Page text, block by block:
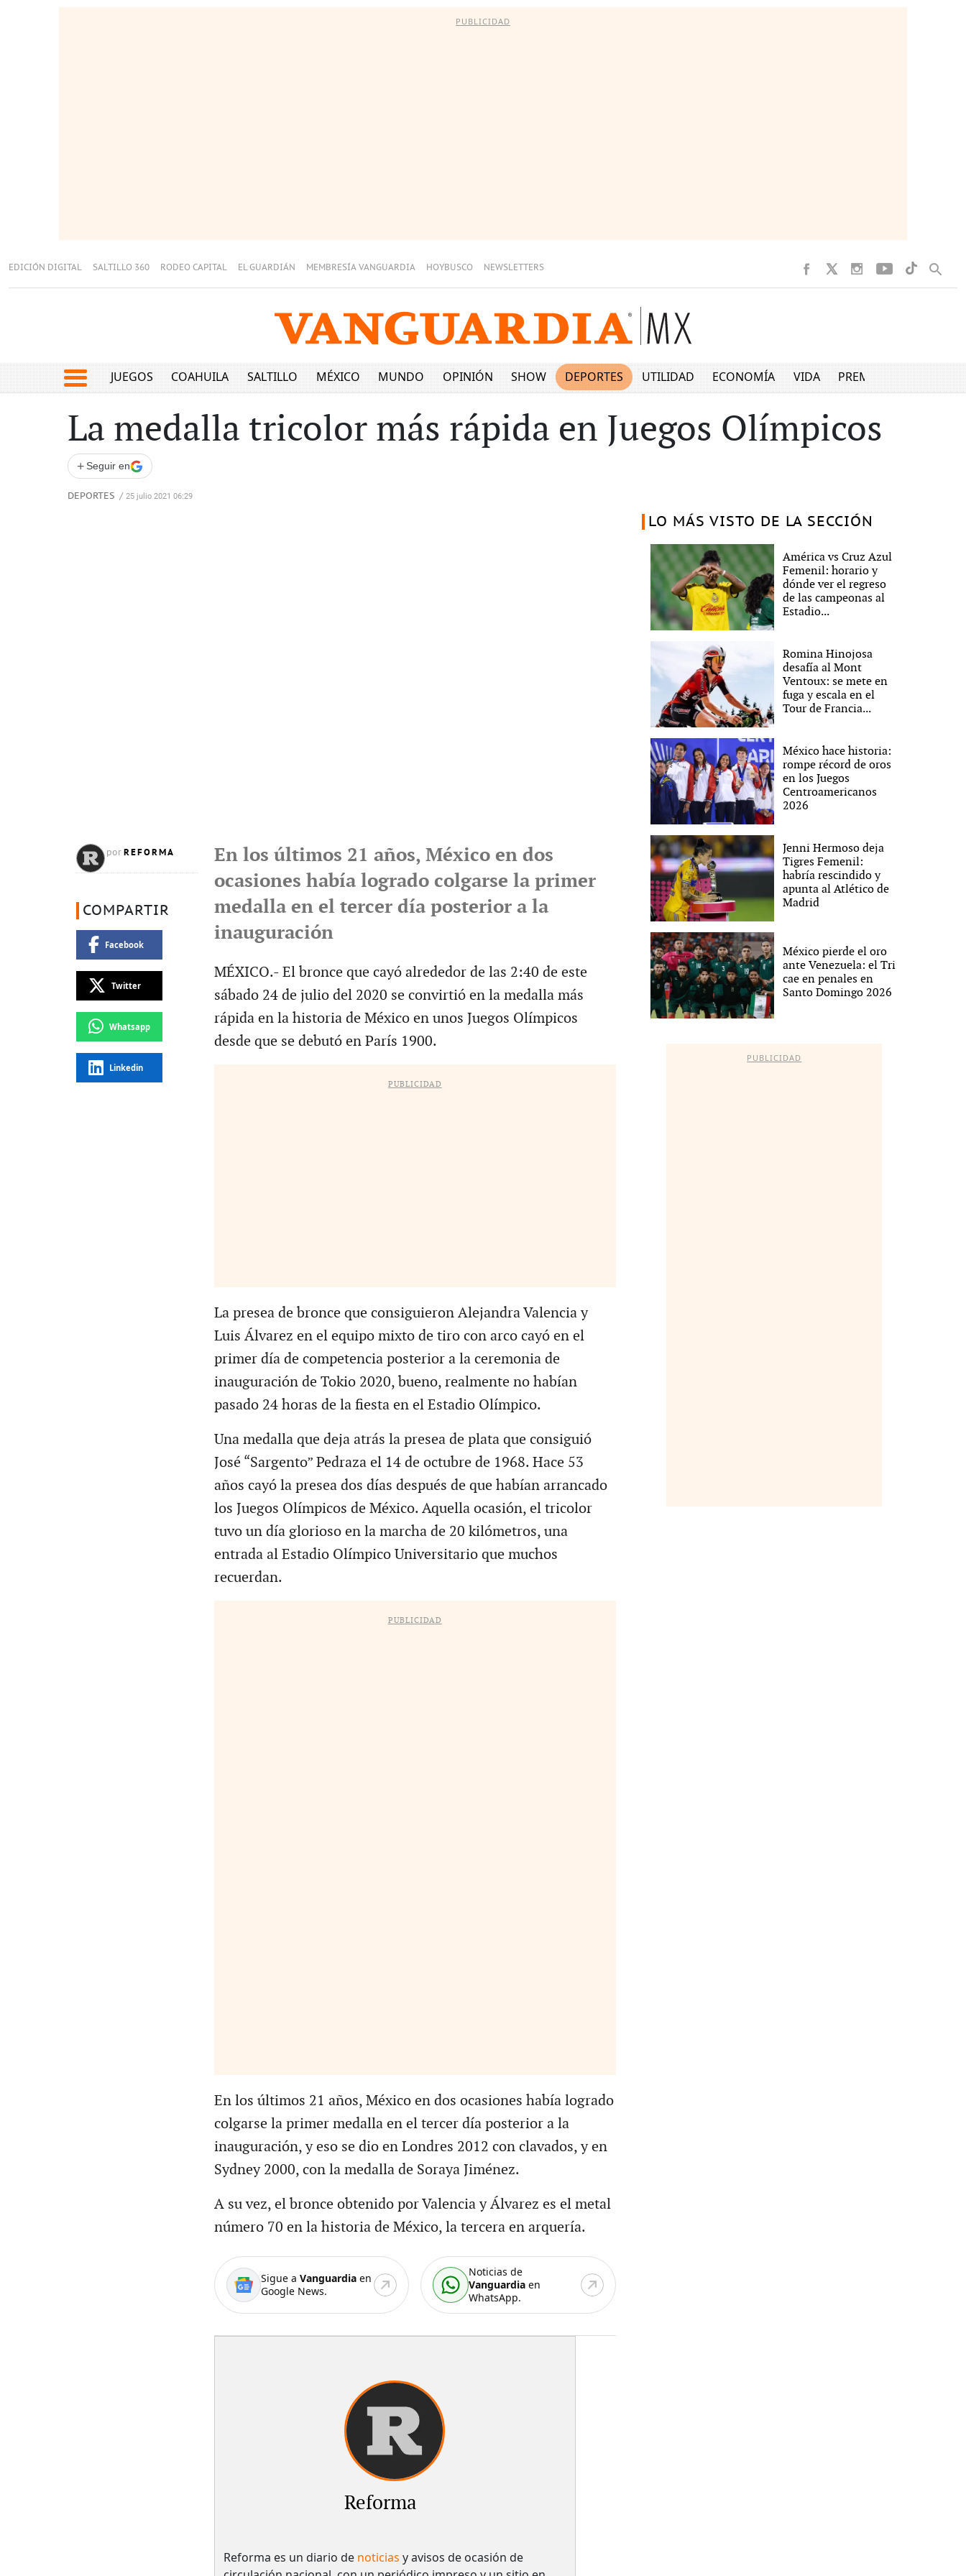
PUBLICIDAD
EDICIÓN DIGITAL SALTILLO 360 RODEO CAPITAL EL GUARDIÁN MEMBRESÍA VANGUARDIA HOYBUSCO NEWSLETTERS
JUEGOS COAHUILA SALTILLO MÉXICO MUNDO OPINIÓN SHOW DEPORTES UTILIDAD ECONOMÍA VIDA PREMIUM
La medalla tricolor más rápida en Juegos Olímpicos
+ Seguir en
DEPORTES / 25 julio 2021 06:29
por REFORMA
COMPARTIR
Facebook
Twitter
Whatsapp
Linkedin
En los últimos 21 años, México en dos
ocasiones había logrado colgarse la primer
medalla en el tercer día posterior a la
inauguración
MÉXICO.- El bronce que cayó alrededor de las 2:40 de este
sábado 24 de julio del 2020 se convirtió en la medalla más
rápida en la historia de México en unos Juegos Olímpicos
desde que se debutó en París 1900.
PUBLICIDAD
La presea de bronce que consiguieron Alejandra Valencia y
Luis Álvarez en el equipo mixto de tiro con arco cayó en el
primer día de competencia posterior a la ceremonia de
inauguración de Tokio 2020, bueno, realmente no habían
pasado 24 horas de la fiesta en el Estadio Olímpico.
Una medalla que deja atrás la presea de plata que consiguió
José “Sargento” Pedraza el 14 de octubre de 1968. Hace 53
años cayó la presea dos días después de que habían arrancado
los Juegos Olímpicos de México. Aquella ocasión, el tricolor
tuvo un día glorioso en la marcha de 20 kilómetros, una
entrada al Estadio Olímpico Universitario que muchos
recuerdan.
PUBLICIDAD
En los últimos 21 años, México en dos ocasiones había logrado
colgarse la primer medalla en el tercer día posterior a la
inauguración, y eso se dio en Londres 2012 con clavados, y en
Sydney 2000, con la medalla de Soraya Jiménez.
A su vez, el bronce obtenido por Valencia y Álvarez es el metal
número 70 en la historia de México, la tercera en arquería.
Sigue a Vanguardiaen
Google News.
Noticias de
Vanguardia en
WhatsApp.
Reforma
Reforma es un diario de noticias y avisos de ocasión de
LO MÁS VISTO DE LA SECCIÓN
América vs Cruz Azul
Femenil: horario y
dónde ver el regreso
de las campeonas al
Estadio...
Romina Hinojosa
desafía al Mont
Ventoux: se mete en
fuga y escala en el
Tour de Francia...
México hace historia:
rompe récord de oros
en los Juegos
Centroamericanos
2026
Jenni Hermoso deja
Tigres Femenil:
habría rescindido y
apunta al Atlético de
Madrid
México pierde el oro
ante Venezuela: el Tri
cae en penales en
Santo Domingo 2026
PUBLICIDAD